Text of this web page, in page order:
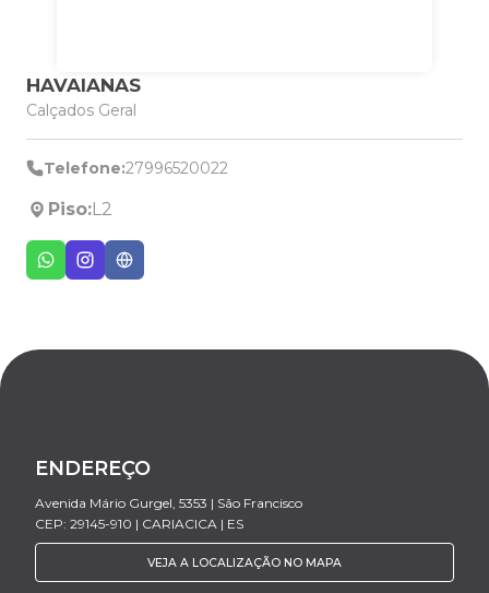
HAVAIANAS
Calçados Geral
Telefone:27996520022
Piso:L2
ENDEREÇO
Avenida Mário Gurgel, 5353 | São Francisco
CEP: 29145-910 | CARIACICA | ES
VEJA A LOCALIZAÇÃO NO MAPA